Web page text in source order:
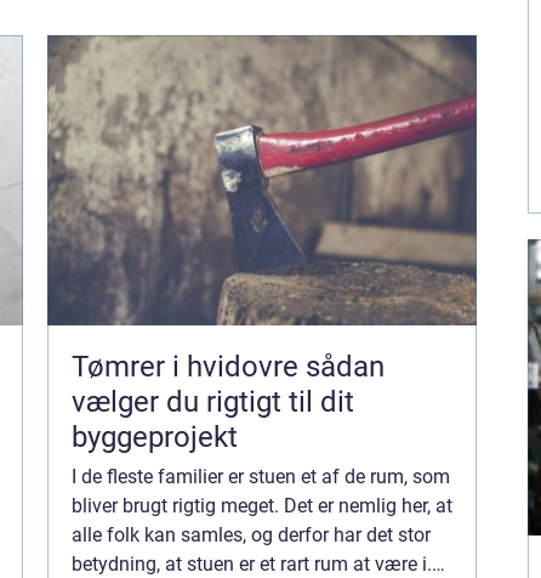
Tømrer i hvidovre sådan
vælger du rigtigt til dit
byggeprojekt
I de fleste familier er stuen et af de rum, som
bliver brugt rigtig meget. Det er nemlig her, at
alle folk kan samles, og derfor har det stor
betydning, at stuen er et rart rum at være i.